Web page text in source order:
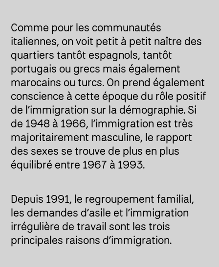
Comme pour les communautés
italiennes, on voit petit à petit naître des
quartiers tantôt espagnols, tantôt
portugais ou grecs mais également
marocains ou turcs. On prend également
conscience à cette époque du rôle positif
de l’immigration sur la démographie. Si
de 1948 à 1966, l’immigration est très
majoritairement masculine, le rapport
des sexes se trouve de plus en plus
équilibré entre 1967 à 1993.
Depuis 1991, le regroupement familial,
les demandes d’asile et l’immigration
irrégulière de travail sont les trois
principales raisons d’immigration.